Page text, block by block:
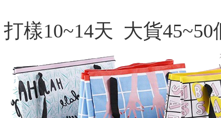
打樣10~14天 大貨45~50